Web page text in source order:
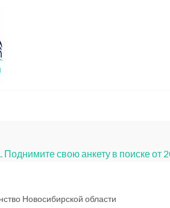
. Поднимите свою анкету в поиске от
Новосибирской области